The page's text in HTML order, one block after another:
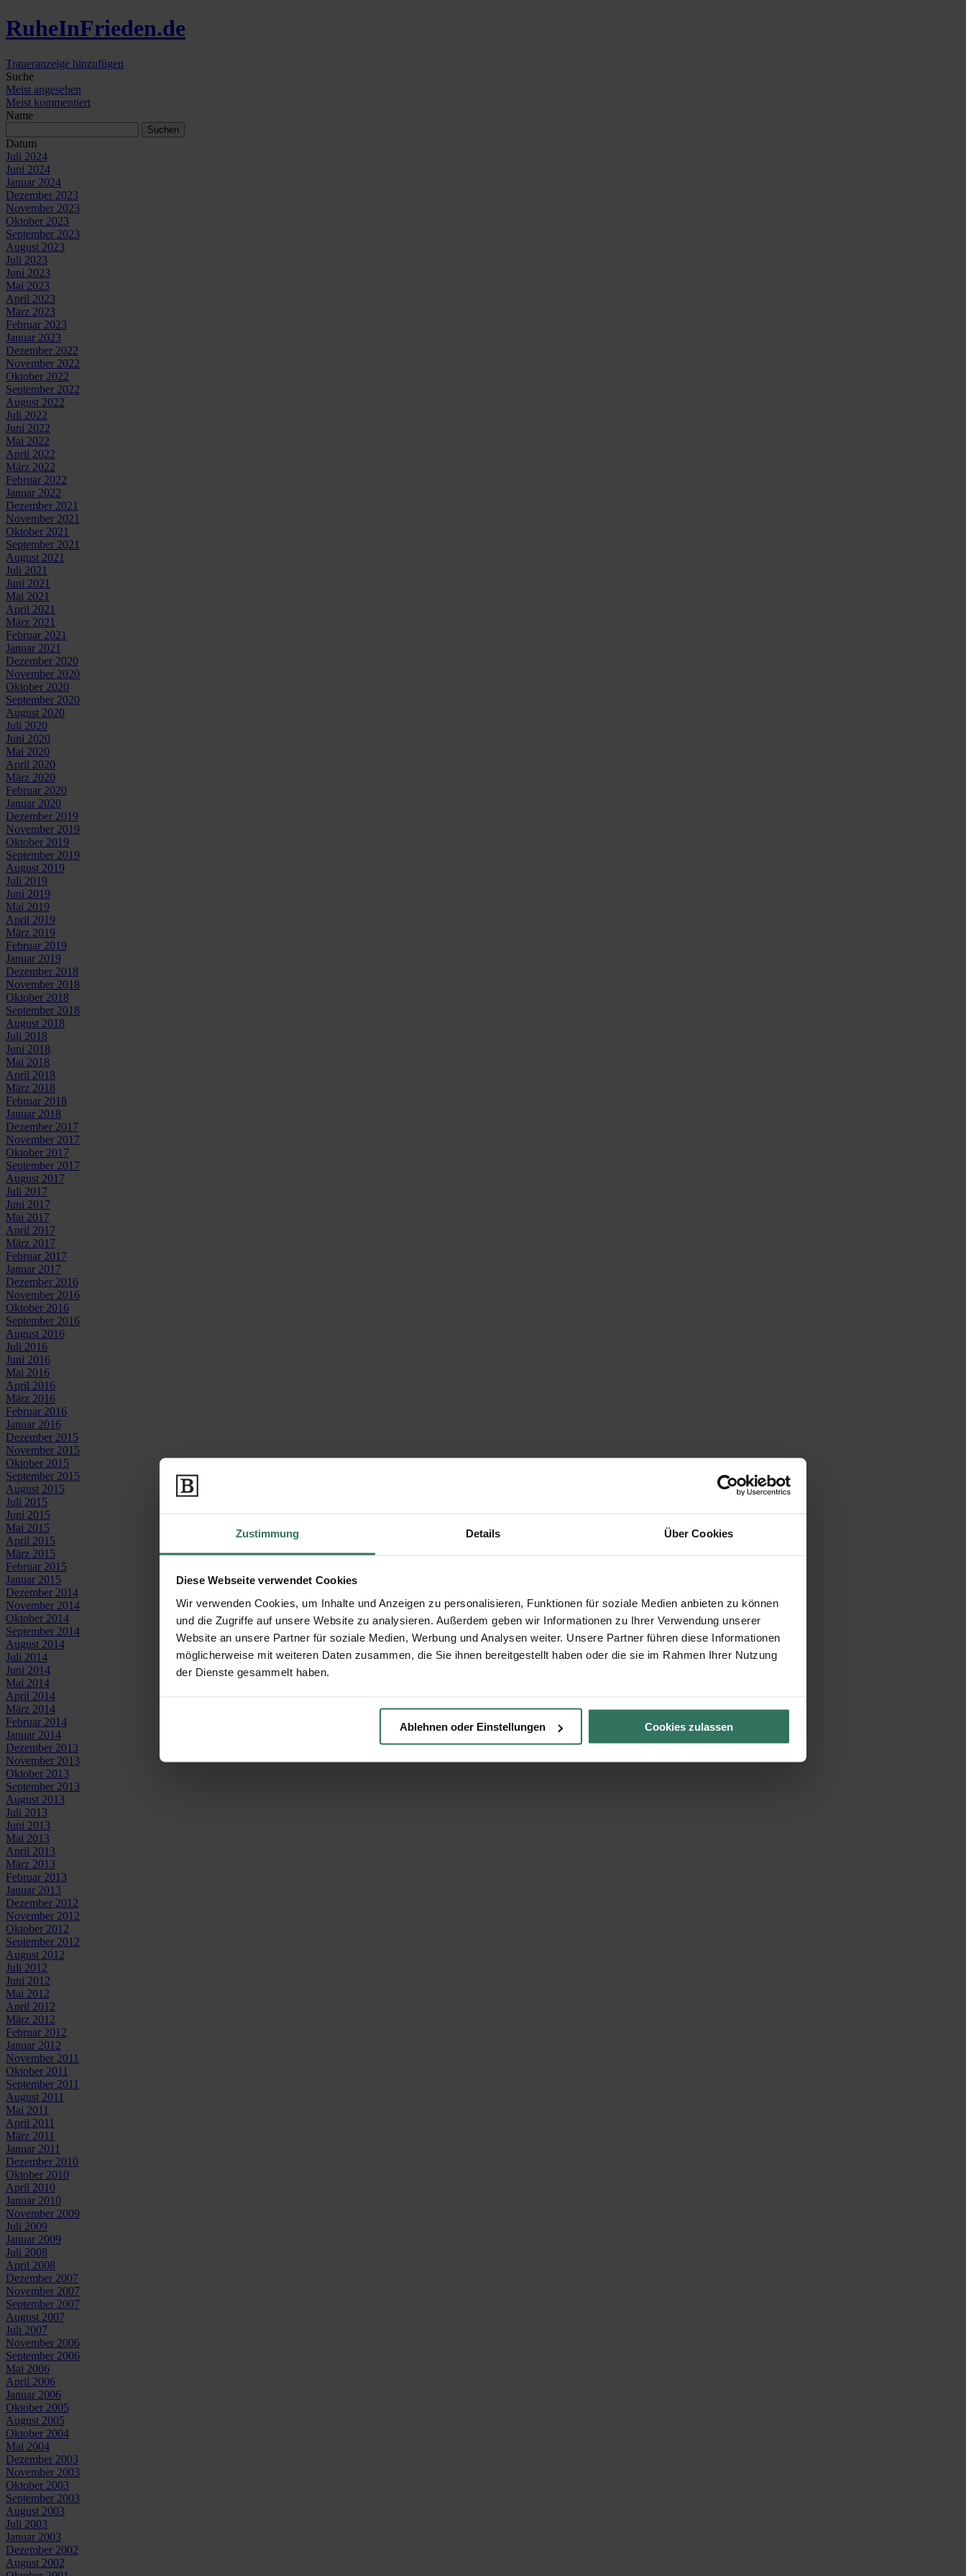
Zustimmung Details Über Cookies
Diese Webseite verwendet Cookies
Wir verwenden Cookies, um Inhalte und Anzeigen zu personalisieren, Funktionen für soziale Medien anbieten zu können
und die Zugriffe auf unsere Website zu analysieren. Außerdem geben wir Informationen zu Ihrer Verwendung unserer
Website an unsere Partner für soziale Medien, Werbung und Analysen weiter. Unsere Partner führen diese Informationen
möglicherweise mit weiteren Daten zusammen, die Sie ihnen bereitgestellt haben oder die sie im Rahmen Ihrer Nutzung
der Dienste gesammelt haben.
Ablehnen oder Einstellungen Cookies zulassen
RuheInFrieden.de
Traueranzeige hinzufügen
Suche
Meist angesehen
Meist kommentiert
Name
Datum
Juli 2024
Juni 2024
Januar 2024
Dezember 2023
November 2023
Oktober 2023
September 2023
August 2023
Juli 2023
Juni 2023
Mai 2023
April 2023
März 2023
Februar 2023
Januar 2023
Dezember 2022
November 2022
Oktober 2022
September 2022
August 2022
Juli 2022
Juni 2022
Mai 2022
April 2022
März 2022
Februar 2022
Januar 2022
Dezember 2021
November 2021
Oktober 2021
September 2021
August 2021
Juli 2021
Juni 2021
Mai 2021
April 2021
März 2021
Februar 2021
Januar 2021
Dezember 2020
November 2020
Oktober 2020
September 2020
August 2020
Juli 2020
Juni 2020
Mai 2020
April 2020
März 2020
Februar 2020
Januar 2020
Dezember 2019
November 2019
Oktober 2019
September 2019
August 2019
Juli 2019
Juni 2019
Mai 2019
April 2019
März 2019
Februar 2019
Januar 2019
Dezember 2018
November 2018
Oktober 2018
September 2018
August 2018
Juli 2018
Juni 2018
Mai 2018
April 2018
März 2018
Februar 2018
Januar 2018
Dezember 2017
November 2017
Oktober 2017
September 2017
August 2017
Juli 2017
Juni 2017
Mai 2017
April 2017
März 2017
Februar 2017
Januar 2017
Dezember 2016
November 2016
Oktober 2016
September 2016
August 2016
Juli 2016
Juni 2016
Mai 2016
April 2016
März 2016
Februar 2016
Januar 2016
Dezember 2015
November 2015
Oktober 2015
September 2015
August 2015
Juli 2015
Juni 2015
Mai 2015
April 2015
März 2015
Februar 2015
Januar 2015
Dezember 2014
November 2014
Oktober 2014
September 2014
August 2014
Juli 2014
Juni 2014
Mai 2014
April 2014
März 2014
Februar 2014
Januar 2014
Dezember 2013
November 2013
Oktober 2013
September 2013
August 2013
Juli 2013
Juni 2013
Mai 2013
April 2013
März 2013
Februar 2013
Januar 2013
Dezember 2012
November 2012
Oktober 2012
September 2012
August 2012
Juli 2012
Juni 2012
Mai 2012
April 2012
März 2012
Februar 2012
Januar 2012
November 2011
Oktober 2011
September 2011
August 2011
Mai 2011
April 2011
März 2011
Januar 2011
Dezember 2010
Oktober 2010
April 2010
Januar 2010
November 2009
Juli 2009
Januar 2009
Juli 2008
April 2008
Dezember 2007
November 2007
September 2007
August 2007
Juli 2007
November 2006
September 2006
Mai 2006
April 2006
Januar 2006
Oktober 2005
August 2005
Oktober 2004
Mai 2004
Dezember 2003
November 2003
Oktober 2003
September 2003
August 2003
Juli 2003
Januar 2003
Dezember 2002
August 2002